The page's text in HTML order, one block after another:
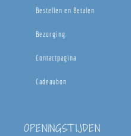
Bestellen en Betalen
Bezorging
Contactpagina
Cadeaubon
OPENINGSTIJDEN